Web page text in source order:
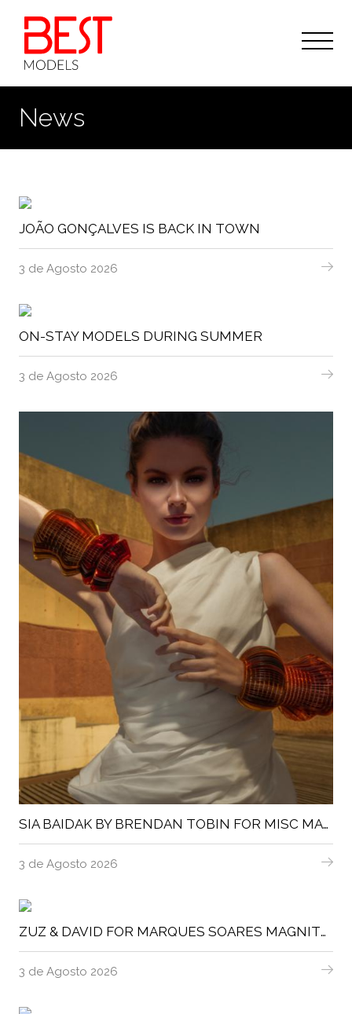
News
JOÃO GONÇALVES IS BACK IN TOWN
3 de Agosto 2026
ON-STAY MODELS DURING SUMMER
3 de Agosto 2026
SIA BAIDAK BY BRENDAN TOBIN FOR MISC MAGAZINE
3 de Agosto 2026
ZUZ & DAVID FOR MARQUES SOARES MAGNITUDE MAGAZINE
3 de Agosto 2026